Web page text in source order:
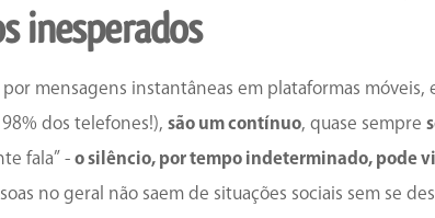
inesperados
por mensagens instantâneas em plataformas
dos telefones!),são um contínuo, quase sempre
fala” -o silêncio, por tempo indeterminado, pode
no geral não saem de situações sociais sem se